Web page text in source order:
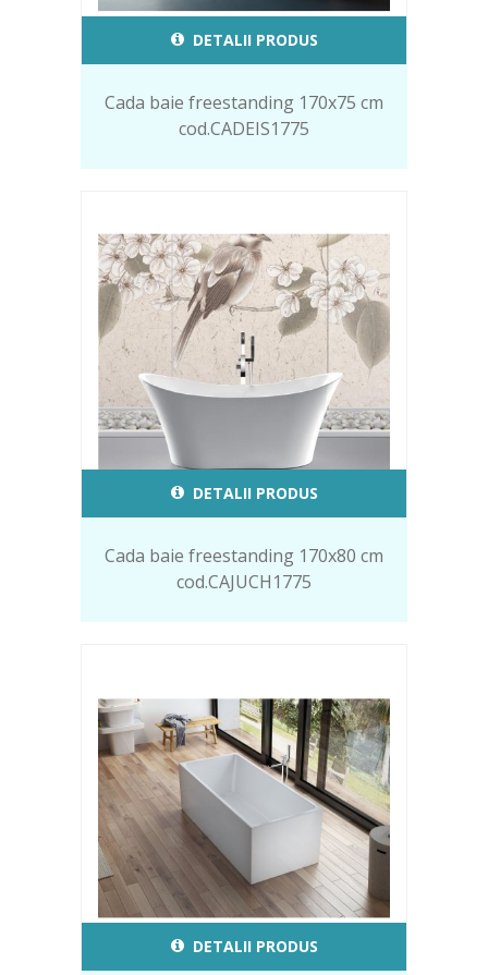
DETALII PRODUS
Cada baie freestanding 170x75 cm
cod.CADEIS1775
DETALII PRODUS
Cada baie freestanding 170x80 cm
cod.CAJUCH1775
DETALII PRODUS